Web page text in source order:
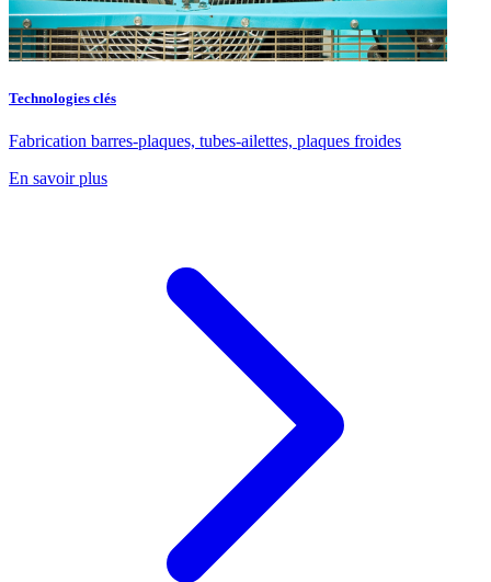
Technologies clés
Fabrication barres-plaques, tubes-ailettes, plaques froides
En savoir plus